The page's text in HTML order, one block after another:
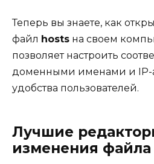
Теперь вы знаете, как
файл hosts на своем
позволяет настроить
доменными именами и IP-
удобства пользователей.
Лучшие
изменения